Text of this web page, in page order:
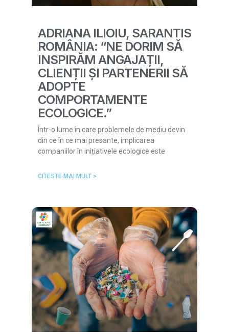
ADRIANA ILIOIU, SARANTIS
ROMÂNIA: “NE DORIM SĂ
INSPIRĂM ANGAJAȚII,
CLIENȚII ȘI PARTENERII SĂ
ADOPTE
COMPORTAMENTE
ECOLOGICE.”
Într-o lume în care problemele de mediu devin
din ce în ce mai presante, implicarea
companiilor în inițiativele ecologice este
CITESTE MAI MULT >